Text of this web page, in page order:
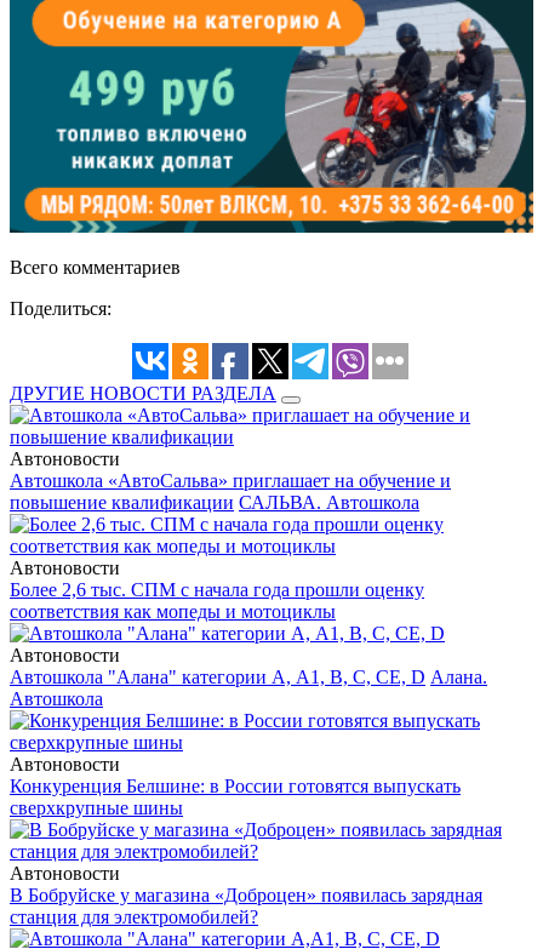
Всего комментариев
Поделиться:
ДРУГИЕ НОВОСТИ РАЗДЕЛА
Автоновости
Автошкола «АвтоСальва» приглашает на обучение и
повышение квалификации САЛЬВА. Автошкола
Автоновости
Более 2,6 тыс. СПМ с начала года прошли оценку
соответствия как мопеды и мотоциклы
Автоновости
Автошкола "Алана" категории А, А1, В, С, СЕ, D Алана.
Автошкола
Автоновости
Конкуренция Белшине: в России готовятся выпускать
сверхкрупные шины
Автоновости
В Бобруйске у магазина «Доброцен» появилась зарядная
станция для электромобилей?